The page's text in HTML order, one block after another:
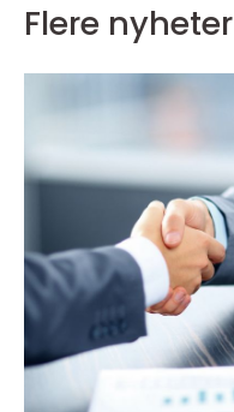
Flere nyheter